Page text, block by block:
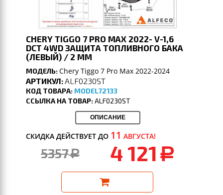
CHERY TIGGO 7 PRO MAX 2022- V-1,6
DCT 4WD ЗАЩИТА ТОПЛИВНОГО БАКА
(ЛЕВЫЙ) / 2 ММ
МОДЕЛЬ:Chery Tiggo 7 Pro Max 2022-2024
АРТИКУЛ:ALF0230ST
КОД ТОВАРА: MODEL72133
ССЫЛКА НА ТОВАР:ALF0230ST
ОПИСАНИЕ
СКИДКА ДЕЙСТВУЕТ ДО 11 АВГУСТА!
5357a 4 121 a